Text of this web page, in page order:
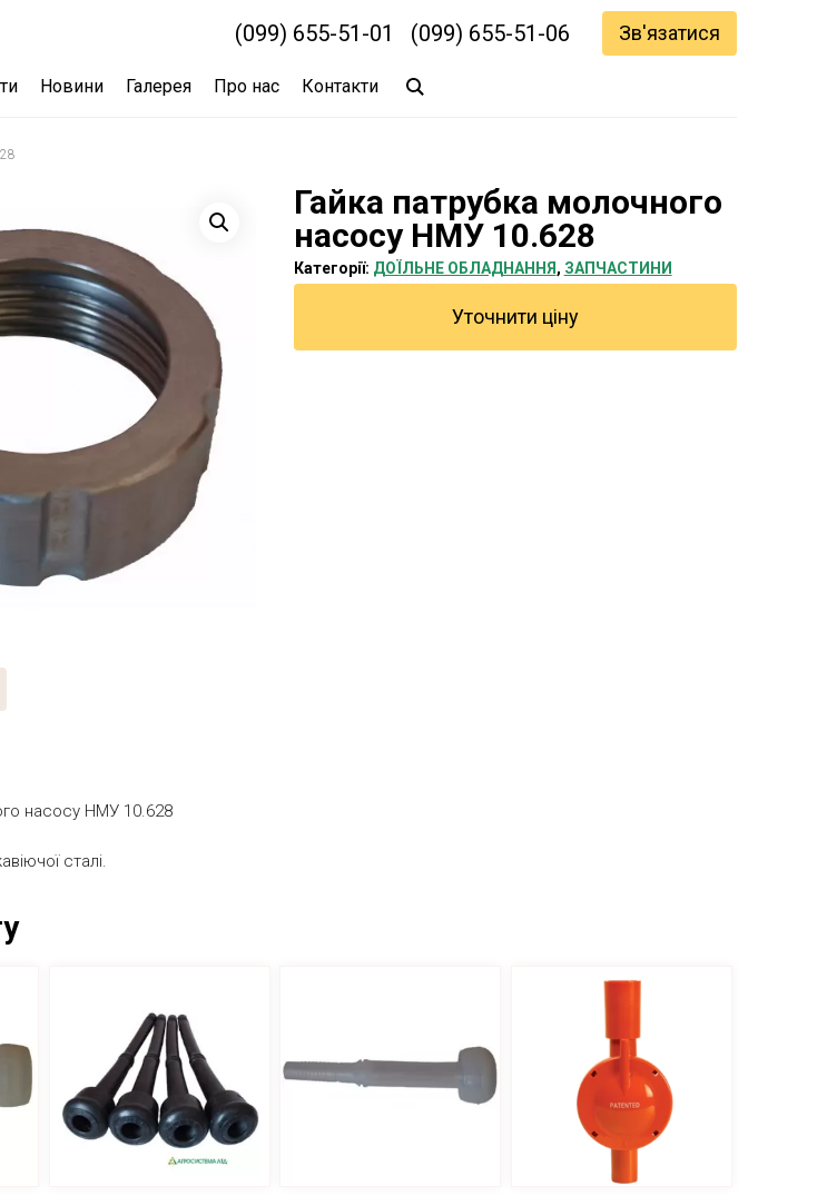
(099) 655-51-01 (099) 655-51-06 Зв'язатися
Новини Галерея Про нас Контакти
Гайка патрубка молочного
насосу НМУ 10.628
Категорії: ДОЇЛЬНЕ ОБЛАДНАННЯ , ЗАПЧАСТИНИ
Уточнити ціну
насосу НМУ 10.628
сталі.